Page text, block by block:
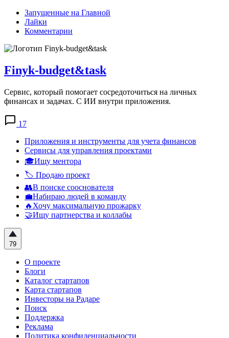
Запущенные на Главной
Лайки
Комментарии
Finyk-budget&task
Сервис, который помогает сосредоточиться на личных
финансах и задачах. С ИИ внутри приложения.
17
Приложения и инструменты для учета финансов
Сервисы для управления проектами
🎓Ищу ментора
🏷️ Продаю проект
👥В поиске сооснователя
💼Набираю людей в команду
🔥Хочу максимальную прожарку
🤝Ищу партнерства и коллабы
79
О проекте
Блоги
Каталог стартапов
Карта стартапов
Инвесторы на Радаре
Поиск
Поддержка
Реклама
Политика конфиденциальности